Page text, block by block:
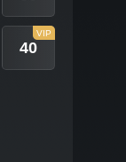
40
VIP